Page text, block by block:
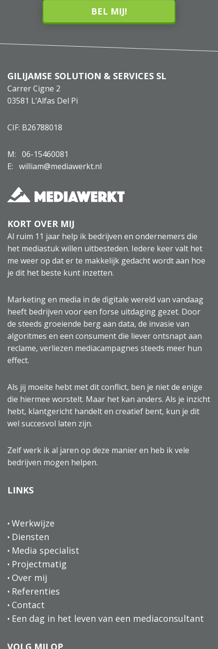
BEL MIJ!
GILIJAMSE SOLUTION & SERVICES SL
Carrer Cigne 2
03581 L’Alfas Del Pi
CIF: B26788018
M: 06-15460081
E: william@mediawerkt.nl
KORT OVER MIJ
Al ruim 11 jaar help ik bedrijven en ondernemers die
het mediastuk willen uitbesteden. Iedere keer valt het
me weer op dat er te makkelijk gedacht wordt aan hoe
je dit het beste kunt inzetten.
Marketing en media in de digitale wereld van vandaag
heeft bedrijven voor een forse uitdaging gezet. Door
de steeds groeiende berg aan data, de invasie van
algoritmes en een consument die liever ontsnapt aan
reclame, verliezen mediacampagnes steeds meer hun
effect.
Als jij moeite hebt met dit conflict, ben je niet de enige
die hiermee worstelt. Maar het kan anders. Als je inzicht
hebt, klantgericht handelt en creatief bent, kun je dit
wel succesvol laten zijn.
Zelf werk ik al jaren op deze manier en heb ik vele
bedrijven mogen helpen.
LINKS
Werkwijze
Diensten
Media specialist
Projectmatig
Over mij
Referenties
Contact
Een dag in het leven van een mediaconsultant
VOLG MIJ OP